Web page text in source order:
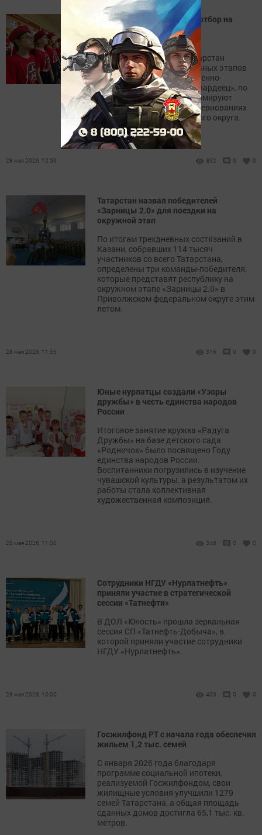
В Татарстане завершился отбор на
сборы «Гвардеец» для
старшеклассников
В районах Республики Татарстан
подвели итоги муниципальных этапов
окружных юнармейских военно-
патриотических сборов «Гвардеец», по
результатам которых сформируют
команду для участия в соревнованиях
Приволжского федерального округа.
28 мая 2026, 12:56 332 0 0
Татарстан назвал победителей
«Зарницы 2.0» для поездки на
окружной этап
По итогам трехдневных состязаний в
Казани, собравших 114 тысяч
участников со всего Татарстана,
определены три команды-победителя,
которые представят республику на
окружном этапе «Зарницы 2.0» в
Приволжском федеральном округе этим
летом.
28 мая 2026, 11:55 316 0 0
Юные нурлатцы создали «Узоры
дружбы» в честь единства народов
России
Итоговое занятие кружка «Радуга
Дружбы» на базе детского сада
«Родничок» было посвящено Году
единства народов России.
Воспитанники погрузились в изучение
чувашской культуры, а результатом их
работы стала коллективная
художественная композиция.
28 мая 2026, 11:00 348 0 0
Сотрудники НГДУ «Нурлатнефть»
приняли участие в стратегической
сессии «Татнефти»
В ДОЛ «Юность» прошла зеркальная
сессия СП «Татнефть-Добыча», в
которой приняли участие сотрудники
НГДУ «Нурлатнефть».
28 мая 2026, 10:00 403 0 0
Госжилфонд РТ с начала года обеспечил
жильем 1,2 тыс. семей
С января 2026 года благодаря
программе социальной ипотеки,
реализуемой Госжилфондом, свои
жилищные условия улучшили 1279
семей Татарстана, а общая площадь
сданных домов достигла 65,1 тыс. кв.
метров.